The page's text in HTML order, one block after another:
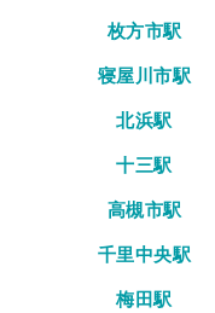
枚方市駅
寝屋川市駅
北浜駅
十三駅
高槻市駅
千里中央駅
梅田駅